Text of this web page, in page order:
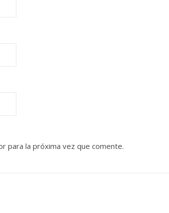
para la próxima vez que comente.